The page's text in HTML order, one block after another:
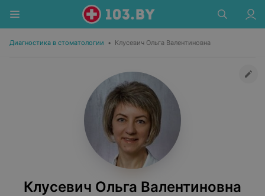
Диагностика в стоматологии • Клусевич Ольга Валентиновна
Клусевич Ольга Валентиновна